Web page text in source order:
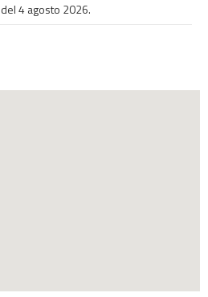
4 agosto 2026.